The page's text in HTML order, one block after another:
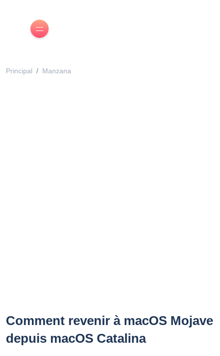
Principal Manzana
Comment revenir à macOS Mojave
depuis macOS Catalina